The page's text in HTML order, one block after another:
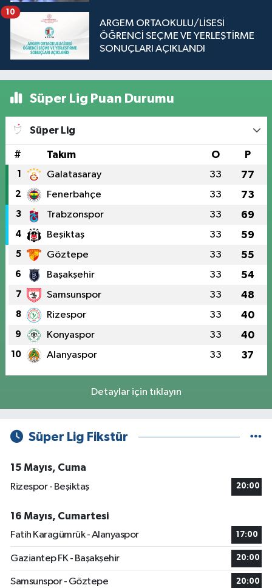
ARGEM ORTAOKULU/LİSESİ
ÖĞRENCİ SEÇME VE YERLEŞTİRME
SONUÇLARI AÇIKLANDI
10
Süper Lig Puan Durumu
Süper Lig
# Takım O P
1 Galatasaray 33 77
2 Fenerbahçe 33 73
3 Trabzonspor 33 69
4 Beşiktaş 33 59
5 Göztepe 33 55
6 Başakşehir 33 54
7 Samsunspor 33 48
8 Rizespor 33 40
9 Konyaspor 33 40
10 Alanyaspor 33 37
Detaylar için tıklayın
Süper Lig Fikstür
15 Mayıs, Cuma
Rizespor - Beşiktaş
20:00
16 Mayıs, Cumartesi
Fatih Karagümrük - Alanyaspor
17:00
Gaziantep FK - Başakşehir 20:00
Samsunspor - Göztepe 20:00